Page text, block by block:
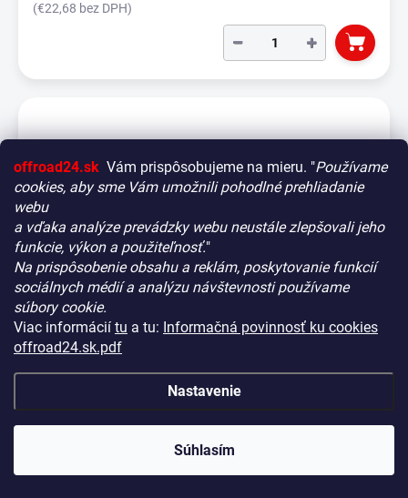
offroad24.sk Vám prispôsobujeme na mieru. "Používame
cookies, aby sme Vám umožnili pohodlné prehliadanie
webu
a vďaka analýze prevádzky webu neustále zlepšovali jeho
funkcie, výkon a použiteľnosť."
Na prispôsobenie obsahu a reklám, poskytovanie funkcií
sociálnych médií a analýzu návštevnosti používame
súbory cookie.
Viac informácií tu a tu: Informačná povinnosť ku cookies
offroad24.sk.pdf
Nastavenie
Súhlasím
Vitajte! Aby bolo hľadanie tých správnych dielov pre vaše
vozidlo čo najrýchlejšie a najpresnejšie, máme pre vás
malý tip:
Začnite výberom vášho vozidla– Týmto krokom si
zaistíte, že uvidíte len kompatibilné produkty.
filtre. Použite ich! Ušetria vám kopu času a pomôžu nájsť
presne to, čo hľadáte, behom sekúnd.
(€22,68 bez DPH)
+
−
Montáž RAM Mounts Torque Rail Base (Torque
Rail), veľkosť B, Large
(10 KS) KÓD: